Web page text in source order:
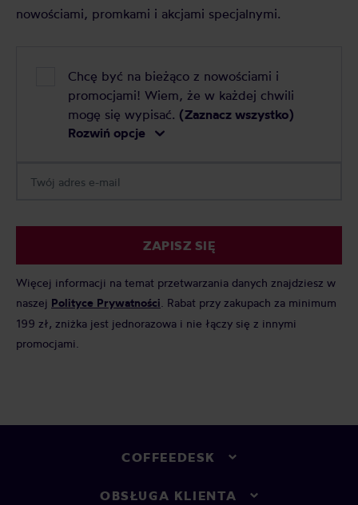
nowościami, promkami i akcjami specjalnymi.
Chcę być na bieżąco z nowościami i
promocjami! Wiem, że w każdej chwili
mogę się wypisać. (Zaznacz wszystko)
Rozwiń opcje
ZAPISZ SIĘ
Więcej informacji na temat przetwarzania danych znajdziesz w
naszej Polityce Prywatności . Rabat przy zakupach za minimum
199 zł, zniżka jest jednorazowa i nie łączy się z innymi
promocjami.
COFFEEDESK
OBSŁUGA KLIENTA